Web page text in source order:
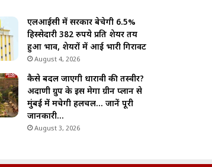
एलआईसी में सरकार बेचेगी 6.5%
हिस्सेदारी 382 रुपये प्रति शेयर तय
हुआ भाव, शेयरों में आई भारी गिरावट
August 4, 2026
कैसे बदल जाएगी धारावी की तस्वीर?
अदाणी ग्रुप के इस मेगा ग्रीन प्लान से
मुंबई में मचेगी हलचल… जानें पूरी
जानकारी…
August 3, 2026